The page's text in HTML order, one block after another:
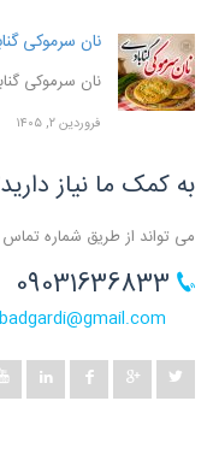
نان سرموکی
نان سرموکی
فروردین ۲, ۱۴۰۵
به کمک ما نیاز
می تواند از طریق شماره تماس